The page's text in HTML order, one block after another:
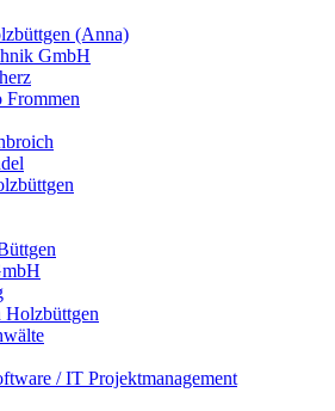
(Anna)
GmbH
Frommen
Holzbüttgen
/ IT Projektmanagement